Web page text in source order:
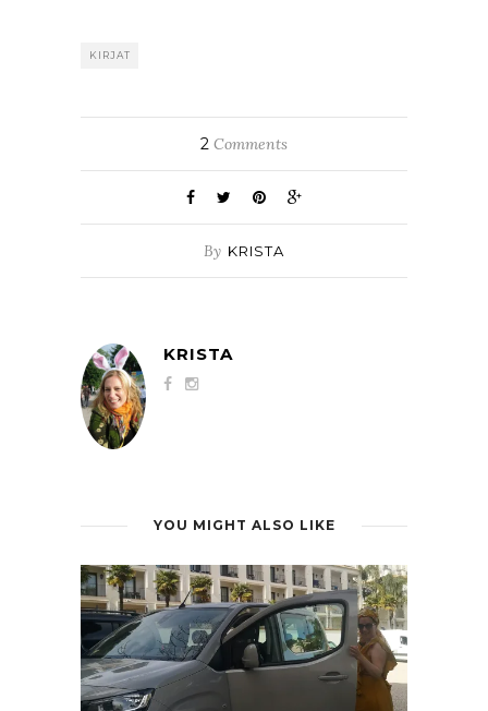
KIRJAT
2 Comments
By KRISTA
KRISTA
YOU MIGHT ALSO LIKE